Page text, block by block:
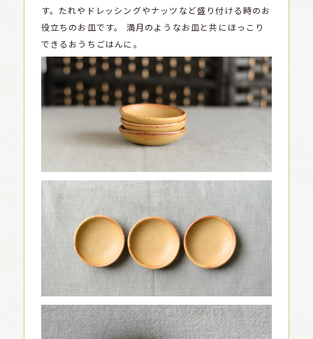
す。たれやドレッシングやナッツなど盛り付ける時のお
役立ちのお皿です。
満月のようなお皿と共にほっこり
できるおうちごはんに。